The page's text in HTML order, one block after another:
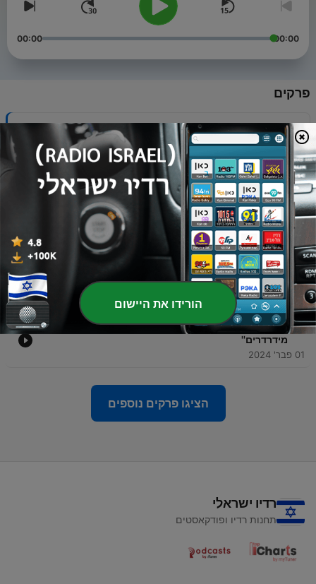
00:00
00:00
פרקים
9
-
פרק 8 - בנט על מבצעים מיוחדים - בין השטח ללשכת
ראש הממשלה
26 פבר' 2024
8
-
פרק 7 - כורדיסטן - ''תמורת כל מה שנתנו, נבקש
מהכורדים רק טובה אחת!''
07 פבר' 2024
פרק 6 - מבצע רביב - "מה שעוברים הורגים. נקודה!"
01 פבר' 2024
6
- פרק 5 - אביב נעורים - ''אהוד ברק היה בת''
01 פבר' 2024
5
-
פרק 4 - קארין איי - ''בבקשה תתחיל לדבר או שאנחנו מפה
מידרדרים''
01 פבר' 2024
הציגו פרקים נוספים
רדיו ישראלי
תחנות רדיו ופודקאסטים
הורידו את היישום